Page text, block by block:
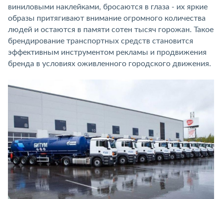
виниловыми наклейками, бросаются в глаза - их яркие
образы притягивают внимание огромного количества
людей и остаются в памяти сотен тысяч горожан. Такое
брендирование транспортных средств становится
эффективным инструментом рекламы и продвижения
бренда в условиях оживленного городского движения.